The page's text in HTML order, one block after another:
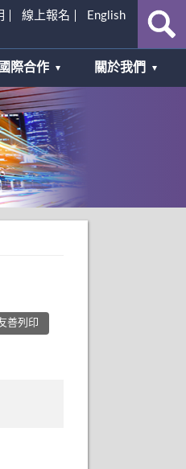
線上報名 English
國際合作 關於我們
善列印